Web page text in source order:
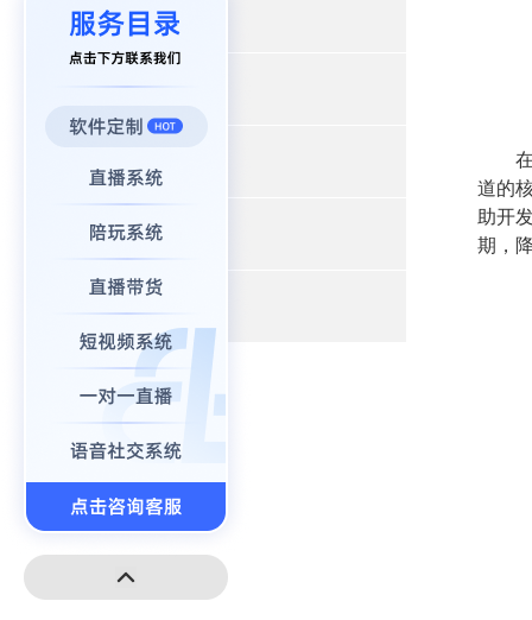
+ 产品动态
+ 开发资讯
+ 小程序开发
道的
助开
期，